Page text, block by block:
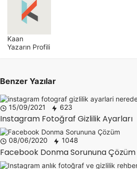
Kaan
Yazarın Profili
Benzer Yazılar
15/09/2021 623
Instagram Fotoğraf Gizlilik Ayarları
08/06/2020 1048
Facebook Donma Sorununa Çözüm